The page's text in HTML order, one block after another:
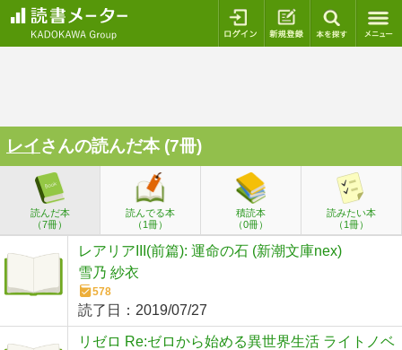
ログイン 新規登録
レイさんの読んだ本 (7冊)
読んだ本
（7冊）
読んでる本
（1冊）
積読本
（0冊）
読みたい本
（1冊）
レアリアIII(前篇): 運命の石 (新潮文庫nex)
雪乃 紗衣
578
読了日： 2019/07/27
リゼロ Re:ゼロから始める異世界生活 ライトノベ